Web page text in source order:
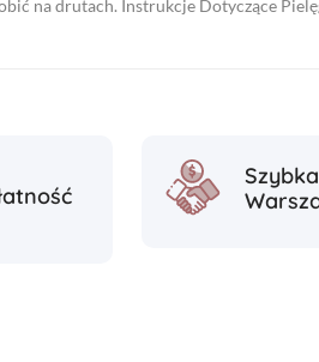
na drutach. Instrukcje Dotyczące